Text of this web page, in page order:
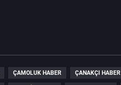
ÇAMOLUK HABER ÇANAKÇI HABER